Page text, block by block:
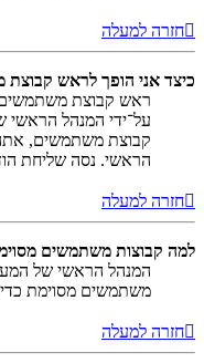
חזרה למעלה
כיצד אני הופך לראש
ראש קבוצת משתמשים
על־ידי המנהל הראשי
קבוצת משתמשים,
הראשי. נסה שליחת
חזרה למעלה
למה קבוצות משתמשים
המנהל הראשי של
משתמשים מסוימת כדי
חזרה למעלה